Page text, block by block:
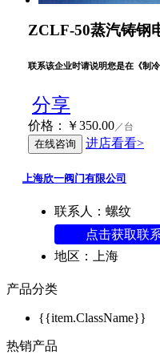
ZCLF-50蒸汽铸钢
联系该企业时请说明您是在《制
分享
价格： ￥350.00／台
在线咨询 进店看看>
上海欣一阀门有限公司
联系人：螺纹
点击获取联
地区：上海
产品分类
{{item.ClassName}}
热销产品